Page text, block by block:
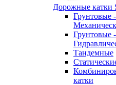
Дорожные катки
Грунтовые -
Грунтовые -
Тандемные
катки